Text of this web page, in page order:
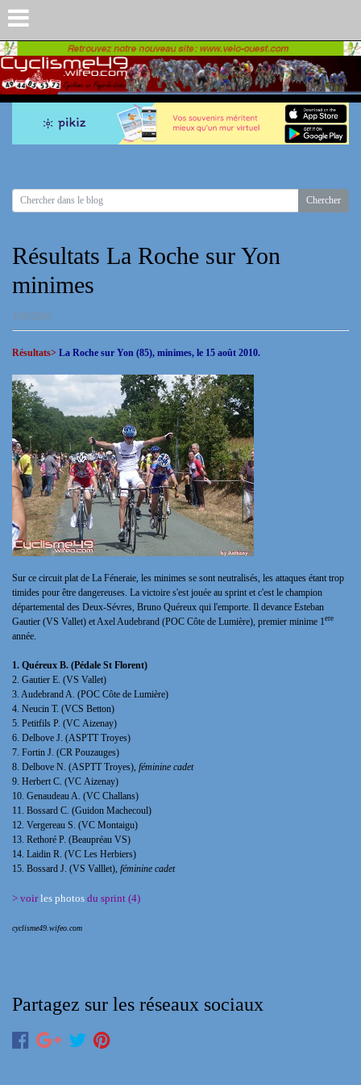
Résultats La Roche sur Yon
minimes
16/8/2010
Résultats> La Roche sur Yon (85), minimes, le 15 août 2010.
Sur ce circuit plat de La Féneraie, les minimes se sont neutralisés, les attaques étant trop
timides pour être dangereuses. La victoire s'est jouée au sprint et c'est le champion
départemental des Deux-Sévres, Bruno Quéreux qui l'emporte. Il devance Esteban
Gautier (VS Vallet) et Axel Audebrand (POC Côte de Lumière), premier minime 1ere
année.
1. Quéreux B. (Pédale St Florent)
2. Gautier E. (VS Vallet)
3. Audebrand A. (POC Côte de Lumière)
4. Neucin T. (VCS Betton)
5. Petitfils P. (VC Aizenay)
6. Delbove J. (ASPTT Troyes)
7. Fortin J. (CR Pouzauges)
8. Delbove N. (ASPTT Troyes), féminine cadet
9. Herbert C. (VC Aizenay)
10. Genaudeau A. (VC Challans)
11. Bossard C. (Guidon Machecoul)
12. Vergereau S. (VC Montaigu)
13. Rethoré P. (Beaupréau VS)
14. Laidin R. (VC Les Herbiers)
15. Bossard J. (VS Valllet), féminine cadet
> voirles photos du sprint (4)
cyclisme49.wifeo.com
Partagez sur les réseaux sociaux